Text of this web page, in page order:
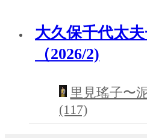
大久保千代太
（2026/2)
里見瑤子〜
(117)